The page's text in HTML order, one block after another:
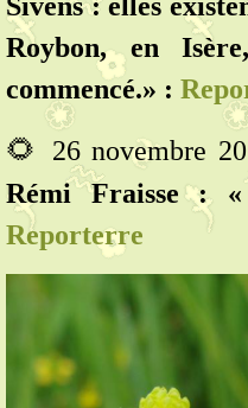
Roybon, en
commencé.» :
🌻
26 novembre
Rémi Fraisse :
Reporterre